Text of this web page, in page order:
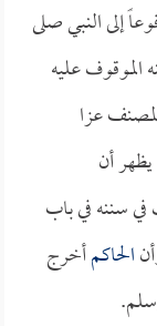
إلى النبي صلى
الموقوف عليه
عزا
أن
سننه في باب
الحاكمأخرج